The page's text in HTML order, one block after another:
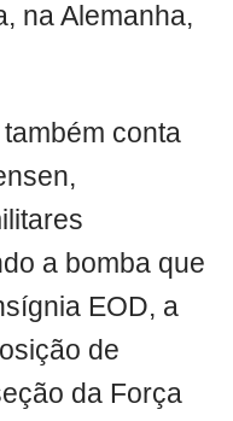
na Alemanha,
conta
a bomba que
EOD, a
de
da Força